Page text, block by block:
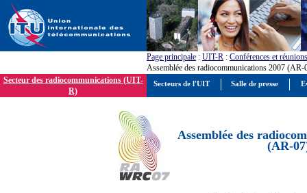
Page principale : UIT-R : Conférences et réunions
Assemblée des radiocommunications 2007 (AR-
Secteur des radiocommunications (UIT-
R)
Assemblée des
(AR-
Secteurs de l'UIT Salle de presse